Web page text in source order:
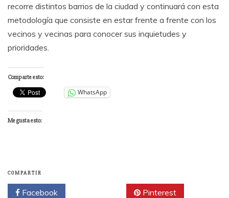
recorre distintos barrios de la ciudad y continuará con esta
metodología que consiste en estar frente a frente con los
vecinos y vecinas para conocer sus inquietudes y
prioridades.
Comparte esto:
WhatsApp
Me gusta esto:
COMPARTIR
Facebook Pinterest